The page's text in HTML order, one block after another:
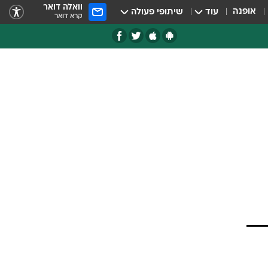
אופנה עוד שיתופי פעולה וואלה דואר
קרא דואר